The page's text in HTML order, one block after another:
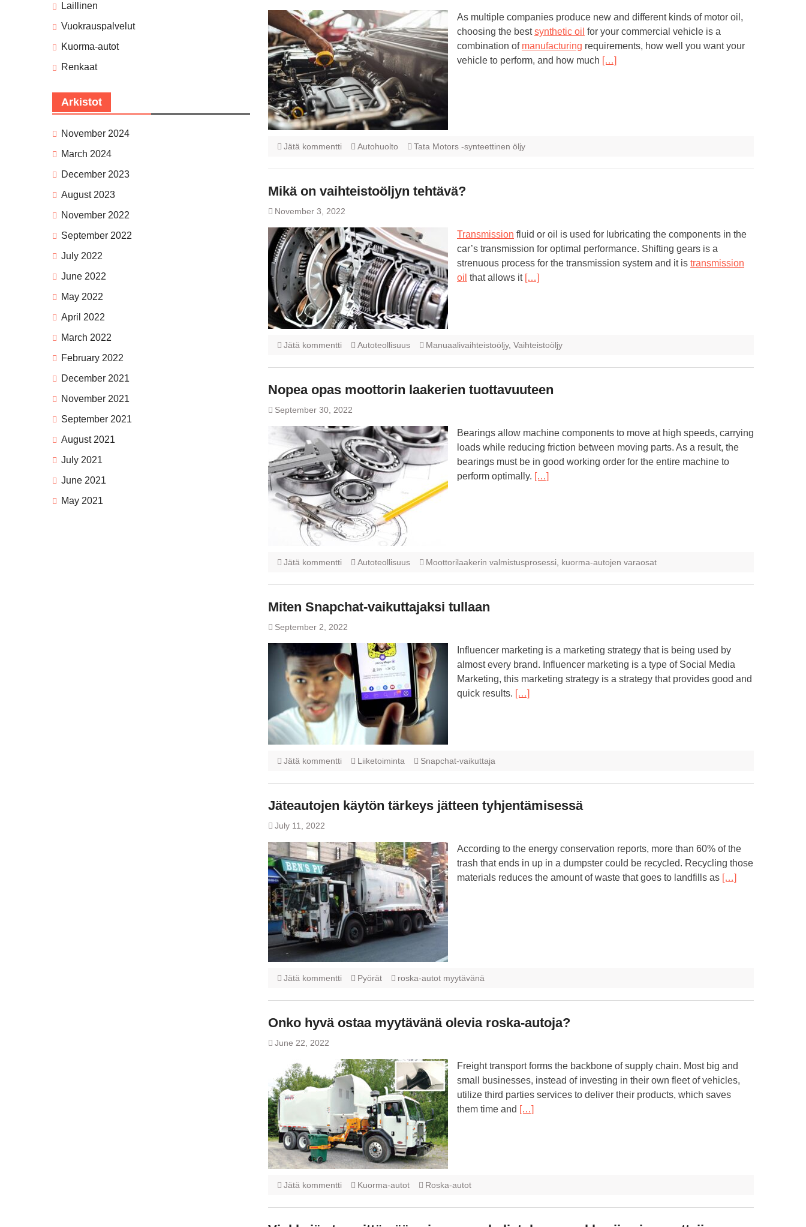
As multiple companies produce new and different kinds of motor oil,
choosing the bestsynthetic oil for your commercial vehicle is a
combination of manufacturing requirements, how well you want your
vehicle to perform, and how much […]
Jätä kommentti Autohuolto Tata Motors -synteettinen öljy
Mikä on vaihteistoöljyn tehtävä?
November 3, 2022
Transmission fluid or oil is used for lubricating the components in the
car’s transmission for optimal performance. Shifting gears is a
strenuous process for the transmission system and it is transmission
oil that allows it […]
Jätä kommentti Autoteollisuus Manuaalivaihteistoöljy, Vaihteistoöljy
Nopea opas moottorin laakerien tuottavuuteen
September 30, 2022
Bearings allow machine components to move at high speeds, carrying
loads while reducing friction between moving parts. As a result, the
bearings must be in good working order for the entire machine to
perform optimally. […]
Jätä kommentti Autoteollisuus Moottorilaakerin valmistusprosessi, kuorma-autojen varaosat
Miten Snapchat-vaikuttajaksi tullaan
September 2, 2022
Influencer marketing is a marketing strategy that is being used by
almost every brand. Influencer marketing is a type of Social Media
Marketing, this marketing strategy is a strategy that provides good and
quick results. […]
Jätä kommentti Liiketoiminta Snapchat-vaikuttaja
Jäteautojen käytön tärkeys jätteen tyhjentämisessä
July 11, 2022
According to the energy conservation reports, more than 60% of the
trash that ends in up in a dumpster could be recycled. Recycling those
materials reduces the amount of waste that goes to landfills as […]
Jätä kommentti Pyörät roska-autot myytävänä
Onko hyvä ostaa myytävänä olevia roska-autoja?
June 22, 2022
Freight transport forms the backbone of supply chain. Most big and
small businesses, instead of investing in their own fleet of vehicles,
utilize third parties services to deliver their products, which saves
them time and […]
Jätä kommentti Kuorma-autot Roska-autot
Laillinen
Vuokrauspalvelut
Kuorma-autot
Renkaat
Arkistot
November 2024
March 2024
December 2023
August 2023
November 2022
September 2022
July 2022
June 2022
May 2022
April 2022
March 2022
February 2022
December 2021
November 2021
September 2021
August 2021
July 2021
June 2021
May 2021